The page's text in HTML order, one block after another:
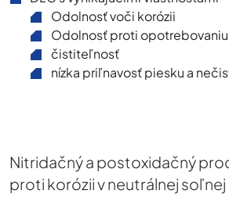
Odolnosť voči korózii
Odolnosť proti opotrebovaniu
čistiteľnosť
nízka priľnavosť piesku a
Nitridačný a postoxidačný
proti korózii v neutrálnej soľnej